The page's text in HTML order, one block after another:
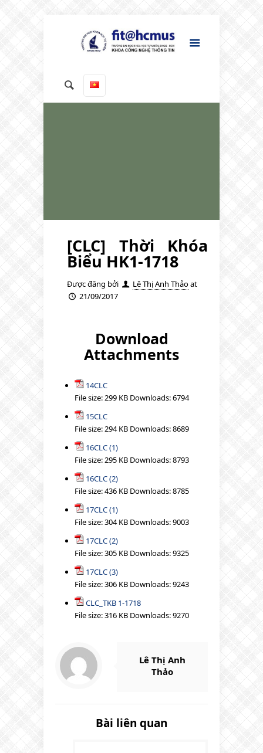
[CLC] Thời Khóa
Biểu HK1-1718
Được đăng bởi Lê Thị Anh Thảoat
21/09/2017
Download
Attachments
14CLC
File size:299 KB Downloads:6794
15CLC
File size:294 KB Downloads:8689
16CLC (1)
File size:295 KB Downloads:8793
16CLC (2)
File size:436 KB Downloads:8785
17CLC (1)
File size:304 KB Downloads:9003
17CLC (2)
File size:305 KB Downloads:9325
17CLC (3)
File size:306 KB Downloads:9243
CLC_TKB 1-1718
File size:316 KB Downloads:9270
Lê Thị Anh
Thảo
Bài liên quan